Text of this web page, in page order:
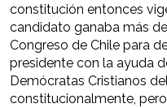
constitución entonces
candidato ganaba más
Congreso de Chile para
presidente con la ayuda
Demócratas Cristianos
constitucionalmente,